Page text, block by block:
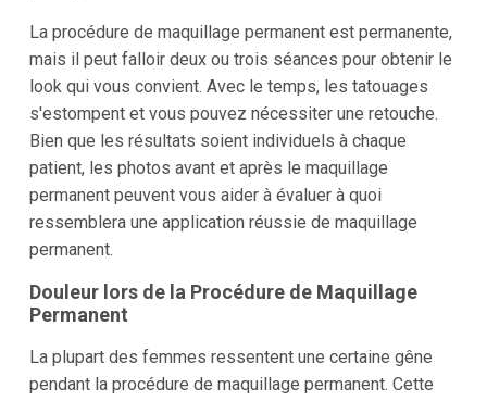
La procédure de maquillage permanent est permanente,
mais il peut falloir deux ou trois séances pour obtenir le
look qui vous convient. Avec le temps, les tatouages
s'estompent et vous pouvez nécessiter une retouche.
Bien que les résultats soient individuels à chaque
patient, les photos avant et après le maquillage
permanent peuvent vous aider à évaluer à quoi
ressemblera une application réussie de maquillage
permanent.
Douleur lors de la Procédure de Maquillage
Permanent
La plupart des femmes ressentent une certaine gêne
pendant la procédure de maquillage permanent. Cette